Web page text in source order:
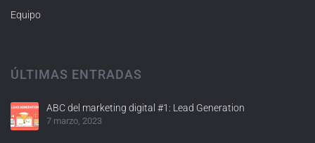
Equipo
ÚLTIMAS ENTRADAS
ABC del marketing digital #1: Lead Generation
7 marzo, 2023